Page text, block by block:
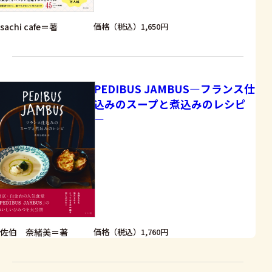
sachi cafe＝著 価格（税込）1,650円
PEDIBUS JAMBUS―フランス仕
込みのスープと煮込みのレシピ
―
佐伯 奈緒美＝著 価格（税込）1,760円